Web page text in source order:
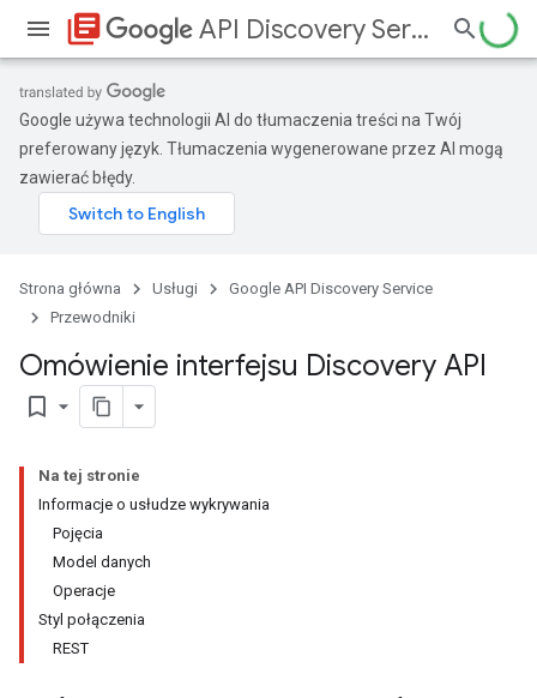
library_books API Discovery Service
Google używa technologii AI do tłumaczenia treści na Twój
preferowany język. Tłumaczenia wygenerowane przez AI mogą
zawierać błędy.
Strona główna Usługi
Google API Discovery Service
Przewodniki
Omówienie interfejsu Discovery API
bookmark_border
Na tej stronie
Informacje o usłudze wykrywania
Pojęcia
Model danych
Operacje
Styl połączenia
REST